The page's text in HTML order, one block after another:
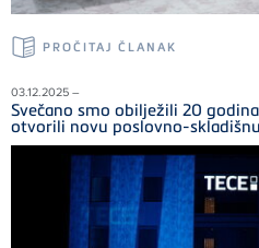
PROČITAJ ČLANAK
03.12.2025 –
Svečano smo obilježili 20
otvorili novu poslovno-